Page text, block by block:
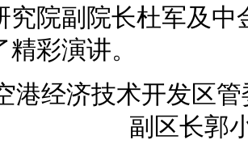
究院副院长杜军及
彩演讲。
港经济技术开发区
副区长郭